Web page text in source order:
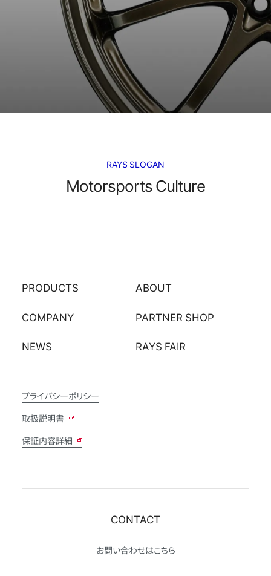
RAYS SLOGAN
Motorsports Culture
PRODUCTS ABOUT
COMPANY PARTNER SHOP
NEWS RAYS FAIR
プライバシーポリシー
取扱説明書
保証内容詳細
CONTACT
お問い合わせはこちら